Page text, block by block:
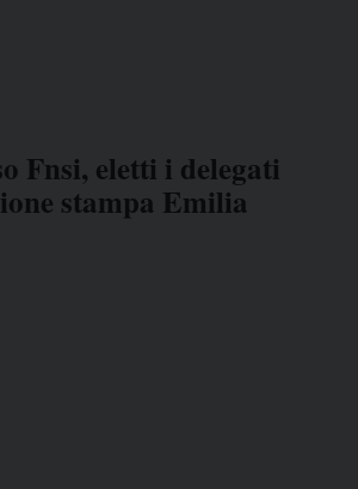
Fnsi, eletti i delegati
stampa Emilia